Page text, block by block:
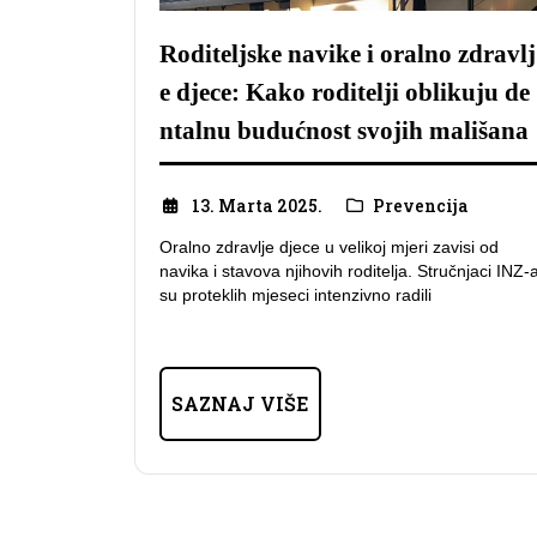
Roditeljske navike i oralno zdravlj
e djece: Kako roditelji oblikuju de
ntalnu budućnost svojih mališana
13. Marta 2025. Prevencija
Oralno zdravlje djece u velikoj mjeri zavisi od
navika i stavova njihovih roditelja. Stručnjaci INZ-
su proteklih mjeseci intenzivno radili
SAZNAJ VIŠE